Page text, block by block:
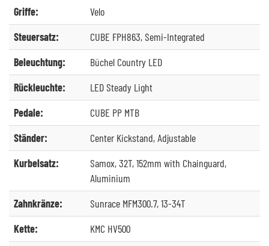
Griffe:
Velo
Steuersatz:
CUBE FPH863, Semi-Integrated
Beleuchtung:
Büchel Country LED
Rückleuchte:
LED Steady Light
Pedale:
CUBE PP MTB
Ständer:
Center Kickstand, Adjustable
Kurbelsatz:
Samox, 32T, 152mm with Chainguard,
Aluminium
Zahnkränze:
Sunrace MFM300.7, 13-34T
Kette:
KMC HV500